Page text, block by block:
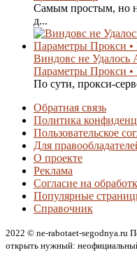
Самым простым, но
д...
Виндовс не Удалось
Параметры Прокси •
По сути, прокси-
Обратная связь
Политика
Пользовательское
Для
О проекте
Реклама
Согласие на
Популярные
Справочник
2022 © ne-rabotaet-segodnya.ru
открыть нужный: